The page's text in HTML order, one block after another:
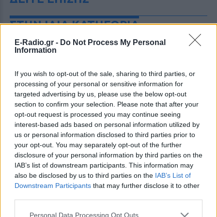
E-Radio.gr - Do Not Process My Personal
Information
If you wish to opt-out of the sale, sharing to third parties, or
processing of your personal or sensitive information for
targeted advertising by us, please use the below opt-out
section to confirm your selection. Please note that after your
opt-out request is processed you may continue seeing
interest-based ads based on personal information utilized by
us or personal information disclosed to third parties prior to
your opt-out. You may separately opt-out of the further
disclosure of your personal information by third parties on the
IAB’s list of downstream participants. This information may
also be disclosed by us to third parties on the IAB’s List of
Downstream Participants that may further disclose it to other
Personal Data Processing Opt Outs
ΣΤΗΝ ΙΔΙΑ ΚΑΤΗΓΟΡΙΑ
Η Γαρυφαλλιά Καληφώνη στην
ΠΡΙΝ 10 ΏΡΕΣ
Το μοντέλο μοιράστηκε φωτογραφίες
από τις καλοκαιρινές της διακοπές στο
νησί των Κυκλάδων
Ιωάννα Τούνη: «Έβγαλα όλο το
βράδυ στο νοσοκομείο με ορούς
και αντιβιώσεις»
ΠΡΙΝ 10 ΏΡΕΣ
Η επιχειρηματίας έπαθε τροφική
δηλητηρίαση και μοιράστηκε με τους
followers της στο Instagram τις δύσκολες
ώρες που πέρασε.